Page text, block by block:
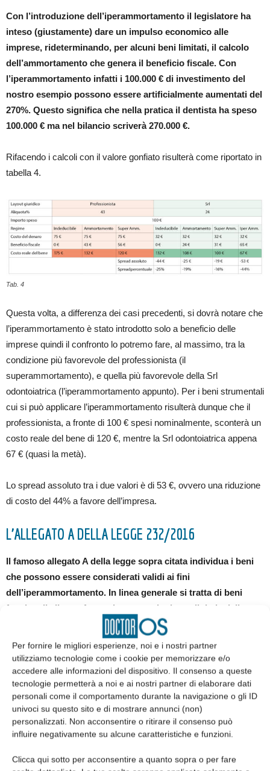
Per fornire le migliori esperienze, noi e i nostri partner
utilizziamo tecnologie come i cookie per memorizzare e/o
accedere alle informazioni del dispositivo. Il consenso a queste
tecnologie permetterà a noi e ai nostri partner di elaborare dati
personali come il comportamento durante la navigazione o gli ID
univoci su questo sito e di mostrare annunci (non)
personalizzati. Non acconsentire o ritirare il consenso può
influire negativamente su alcune caratteristiche e funzioni.
Clicca qui sotto per acconsentire a quanto sopra o per fare
Con l’introduzione dell’iperammortamento il legislatore ha
inteso (giustamente) dare un impulso economico alle
imprese, rideterminando, per alcuni beni limitati, il calcolo
dell’ammortamento che genera il beneficio fiscale. Con
l’iperammortamento infatti i 100.000 € di investimento del
nostro esempio possono essere artificialmente aumentati del
270%. Questo significa che nella pratica il dentista ha speso
100.000 € ma nel bilancio scriverà 270.000 €.
Rifacendo i calcoli con il valore gonfiato risulterà come riportato in
tabella 4.
Tab. 4
Questa volta, a differenza dei casi precedenti, si dovrà notare che
l’iperammortamento è stato introdotto solo a beneficio delle
imprese quindi il confronto lo potremo fare, al massimo, tra la
condizione più favorevole del professionista (il
superammortamento), e quella più favorevole della Srl
odontoiatrica (l’iperammortamento appunto). Per i beni strumentali
cui si può applicare l’iperammortamento risulterà dunque che il
professionista, a fronte di 100 € spesi nominalmente, sconterà un
costo reale del bene di 120 €, mentre la Srl odontoiatrica appena
67 € (quasi la metà).
Lo spread assoluto tra i due valori è di 53 €, ovvero una riduzione
di costo del 44% a favore dell’impresa.
L’ALLEGATO A DELLA LEGGE 232/2016
Il famoso allegato A della legge sopra citata individua i beni
che possono essere considerati validi ai fini
dell’iperammortamento. In linea generale si tratta di beni
funzionali alla trasformazione tecnologica e digitale delle
imprese secondo il modello Industria 4.0.
Il legislatore ovviamente non può scendere nel dettaglio dei nomi
di singole apparecchiature o impianti dalla trafilatura del ferro, alla
raccolta delle olive o alla odontoiatria. Quindi descrive in generale
quali devono essere le caratteristiche di tali beni strumentali. Per
fare questo li distingue in 4 categorie che vi riporto fedelmente dal
testo di legge (leggete bene ogni singola parola, anche le